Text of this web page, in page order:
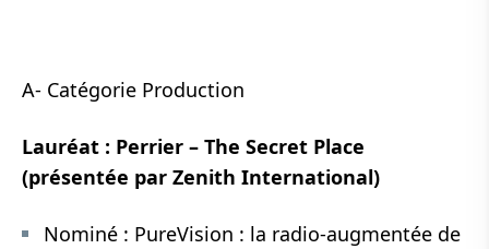
A- Catégorie Production
Lauréat : Perrier – The Secret Place
(présentée par Zenith International)
Nominé : PureVision : la radio-augmentée de